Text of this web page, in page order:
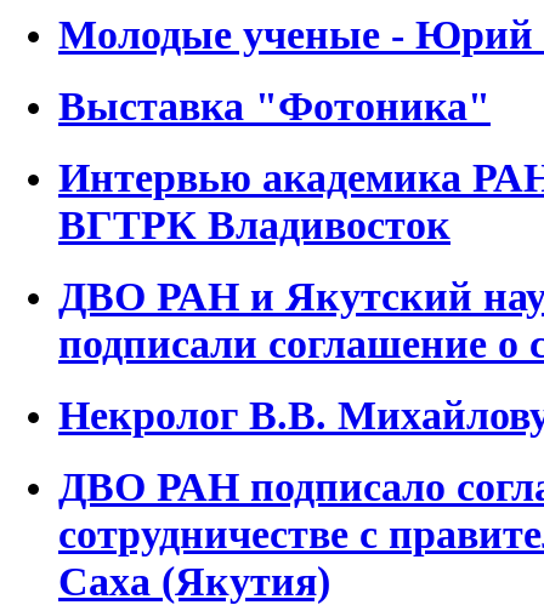
Молодые ученые - Юрий
Выставка "Фотоника"
Интервью академика
ВГТРК Владивосток
ДВО РАН и Якутский
подписали соглашение о
Некролог В.В.
ДВО РАН подписало
сотрудничестве с
Саха (Якутия)